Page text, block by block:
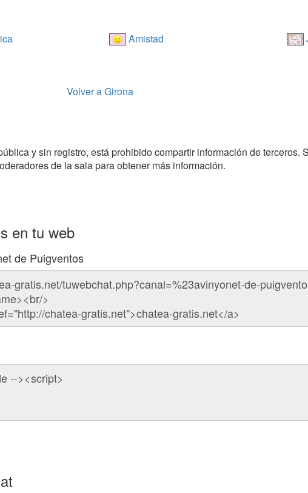
Amistad
Volver a Girona
y sin registro, está prohibido compartir información de terceros.
de la sala para obtener más información.
en tu web
de Puigventos